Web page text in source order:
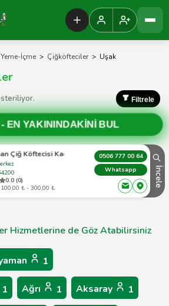
Yeme-İçme > Çiğköfteciler > Uşak
Filtrele
-EN YAKININDAKİNİ BUL
Köftecisi Kadir Usta
0.0 (0)
100,00 ₺ - 300,00 ₺
0506 777 00 64
Whatsapp
İncele
Hizmetlerine de Göz Atabilirsiniz
1
1 Ağrı 1 Aksaray 1